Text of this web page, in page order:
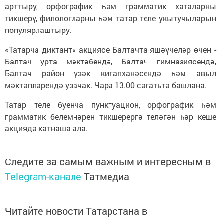
арттыру, орфографик һәм грамматик хаталарны
тикшерү, филологларны һәм татар теле укытучыларын
популярлаштыру.
«Татарча диктант» акциясе Балтачта яшәүчеләр өчен -
Балтач урта мәктәбендә, Балтач гимназиясендә,
Балтач район үзәк китапханәсендә һәм авыл
мәктәпләрендә узачак. Чара 13.00 сәгатьтә башлана.
Татар теле буенча пунктуацион, орфографик һәм
грамматик белемнәрен тикшерергә теләгән һәр кеше
акциядә катнаша ала.
Следите за самым важным и интересным в
Telegram-канале Татмедиа
Читайте новости Татарстана в